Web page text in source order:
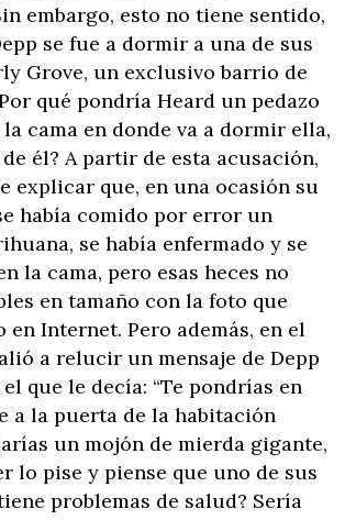
embargo, esto no tiene sentido,
se fue a dormir a una de sus
Grove, un exclusivo barrio de
qué pondría Heard un pedazo
cama en donde va a dormir ella,
él? A partir de esta acusación,
explicar que, en una ocasión su
había comido por error un
se había enfermado y se
la cama, pero esas heces no
en tamaño con la foto que
en Internet. Pero además, en el
a relucir un mensaje de Depp
que le decía: “Te pondrías en
a la puerta de la habitación
un mojón de mierda gigante,
lo pise y piense que uno de sus
problemas de salud? Sería